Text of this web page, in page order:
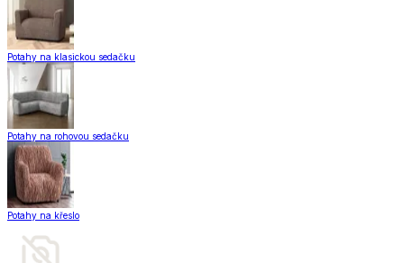
Potahy na klasickou sedačku
Potahy na rohovou sedačku
Potahy na křeslo